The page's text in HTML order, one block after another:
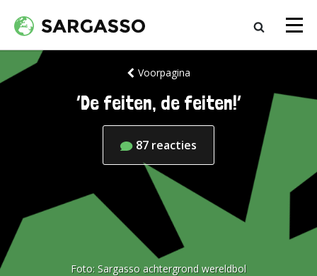
Voorpagina
‘De feiten, de feiten!’
87 reacties
Foto: Sargasso achtergrond wereldbol